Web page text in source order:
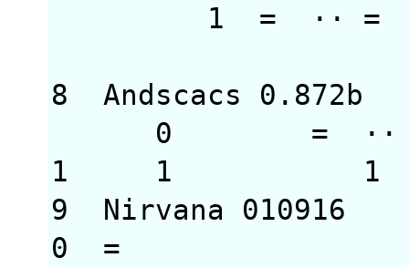
1 = ·· =
8 Andscacs
0 =
1 1 1
9 Nirvana
0 =